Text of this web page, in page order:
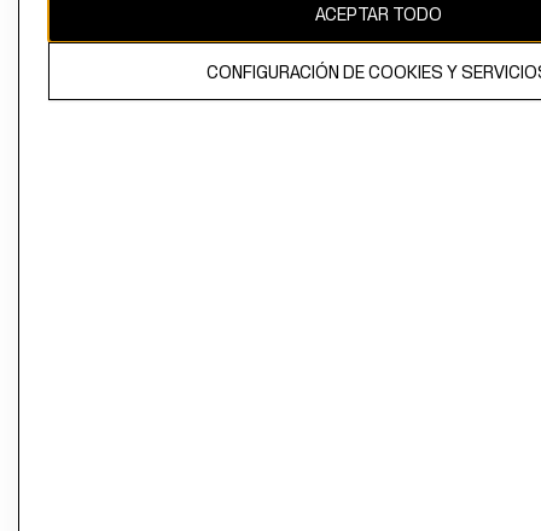
El contenido de esta página web está protegido por copyright y es
ACEPTAR TODO
CONFIGURACIÓN DE COOKIES Y